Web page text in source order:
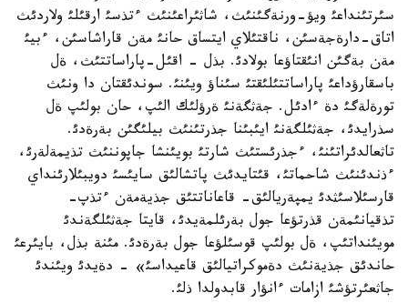
سئرتئنداعئ ويؤ-ورنةگئنئث، شاثئراعئنئث ءتذسئ ارقئلئ ولاردئث
اتاق-دارةجةسئن، ناقتئلاي ايتساق حانئ مةن قاراشاسئن، ءبيئ
مةن بةگئن انئقتاؤعا بولادئ. بذل - اقئل-پاراساتتئث، ةل
باسقارؤداعئ پاراساتتئلئقتئ سئناؤ ويئنئ. سوندئقتان دا ونئث
تورةلةگئ دة ءادئل. جةثگةنئ ةرؤلئك الئپ، حان بولئپ ةل
سذرايدئ، جةثئلگةنئ ايئبئنا جذرتئنئث بيلئگئن بةرةدئ.
تاثعالدئراتئنئ، ءجذرئستئث شارتئ بويئنشا جاپوننئث تذيمةلةرئ،
ءذندئنئث شاحماتئ، قئتايدئث پاتشالئق سايئسئ دويبئلارئنداي
قارسئلاسئثدئ يمپةريالئق- قاعاناتتئق جذيةمةن ءتذپ-
تذقيانئمةن قذرتؤعا جول بةرئلمةيدئ، قايتا جةثئلگةندئ
مويئنداتئپ، ةل بولئپ قوسئلؤعا جول بةرةدئ. مئنة بذل، بايئرعئ
حاندئق جذيةنئث دةموكراتيالئق قاعيداسئ» - دةيدئ ويئندئ
جاثعئرتؤشئ ازامات ءانؤار قابدولدا ذلئ.